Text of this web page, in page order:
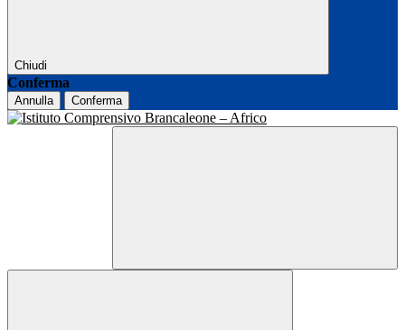
Chiudi
Conferma
Annulla Conferma